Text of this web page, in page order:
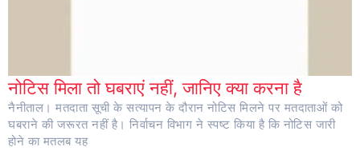
नोटिस मिला तो घबराएं नहीं, जानिए क्या करना है
नैनीताल। मतदाता सूची के सत्यापन के दौरान नोटिस मिलने पर मतदाताओं को
घबराने की जरूरत नहीं है। निर्वाचन विभाग ने स्पष्ट किया है कि नोटिस जारी
होने का मतलब यह